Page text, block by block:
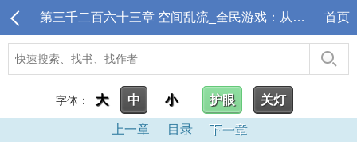
第三千二百六十三章 空间乱流_全民游戏：从丧尸末日开始挂机 首页
字体： 大 中 小 护眼 关灯
上一章 目录 下一章